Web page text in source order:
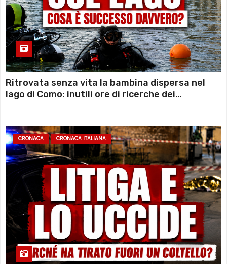
Ritrovata senza vita la bambina dispersa nel
lago di Como: inutili ore di ricerche dei
CRONACA CRONACA ITALIANA